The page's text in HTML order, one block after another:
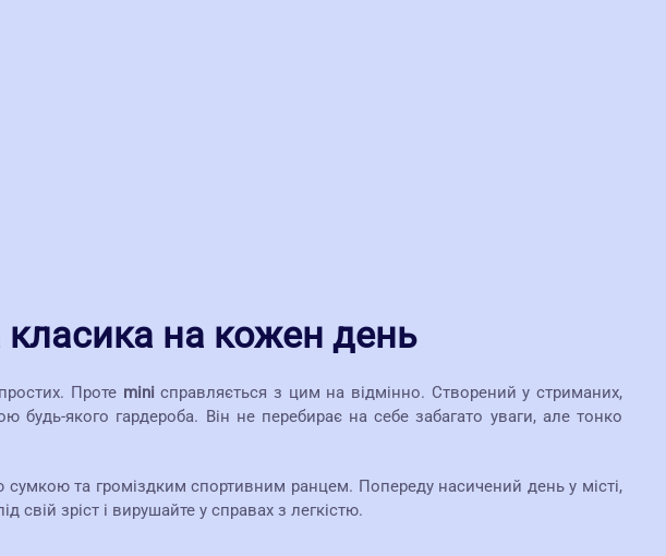
класика на кожен день
Проте mini справляється з цим на відмінно. Створений у стриманих,
будь-якого гардероба. Він не перебирає на себе забагато уваги, але тонко
та громіздким спортивним ранцем. Попереду насичений день у місті,
свій зріст і вирушайте у справах з легкістю.